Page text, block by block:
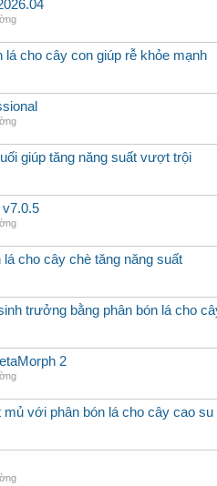
lá cho cây con giúp rễ khỏe mạnh
giúp tăng năng suất vượt trội
v7.0.5
lá cho cây chè tăng năng suất
trưởng bằng phân bón lá cho
2
mủ với phân bón lá cho cây cao su